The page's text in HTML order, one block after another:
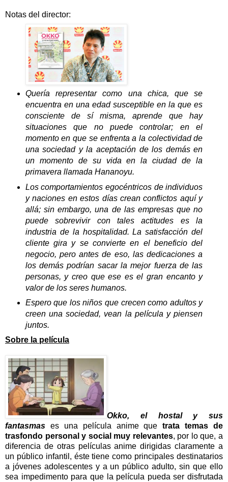
Notas del director:
Quería representar como una chica, que se
encuentra en una edad susceptible en la que es
consciente de sí misma, aprende que hay
situaciones que no puede controlar; en el
momento en que se enfrenta a la colectividad de
una sociedad y la aceptación de los demás en
un momento de su vida en la ciudad de la
primavera llamada Hananoyu.
Los comportamientos egocéntricos de individuos
y naciones en estos días crean conflictos aquí y
allá; sin embargo, una de las empresas que no
puede sobrevivir con tales actitudes es la
industria de la hospitalidad. La satisfacción del
cliente gira y se convierte en el beneficio del
negocio, pero antes de eso, las dedicaciones a
los demás podrían sacar la mejor fuerza de las
personas, y creo que ese es el gran encanto y
valor de los seres humanos.
Espero que los niños que crecen como adultos y
creen una sociedad, vean la película y piensen
juntos.
Sobre la película
Okko, el hostal y sus
fantasmas es una película anime quetrata temas de
trasfondo personal y social muy relevantes, por lo que, a
diferencia de otras películas anime dirigidas claramente a
un público infantil, éste tiene como principales destinatarios
a jóvenes adolescentes y a un público adulto, sin que ello
sea impedimento para que la película pueda ser disfrutada